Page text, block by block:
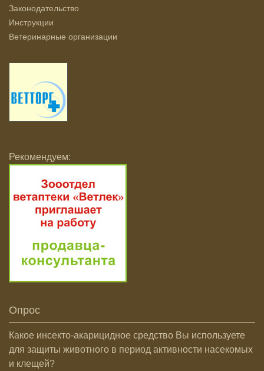
Законодательство
Инструкции
Ветеринарные организации
Рекомендуем:
Опрос
Какое инсекто-акарицидное средство Вы используете
для защиты животного в период активности насекомых
и клещей?